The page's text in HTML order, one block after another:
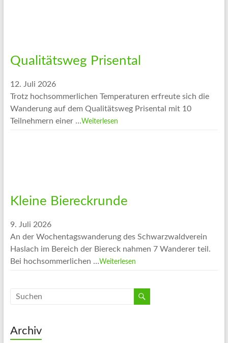
Qualitätsweg Prisental
12. Juli 2026
Trotz hochsommerlichen Temperaturen erfreute sich die
Wanderung auf dem Qualitätsweg Prisental mit 10
Teilnehmern einer …Weiterlesen
Kleine Biereckrunde
9. Juli 2026
An der Wochentagswanderung des Schwarzwaldverein
Haslach im Bereich der Biereck nahmen 7 Wanderer teil.
Bei hochsommerlichen …Weiterlesen
Archiv